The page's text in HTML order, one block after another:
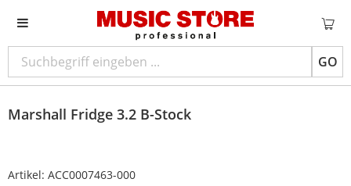
GO
Marshall Fridge 3.2 B-Stock
Artikel: ACC0007463-000